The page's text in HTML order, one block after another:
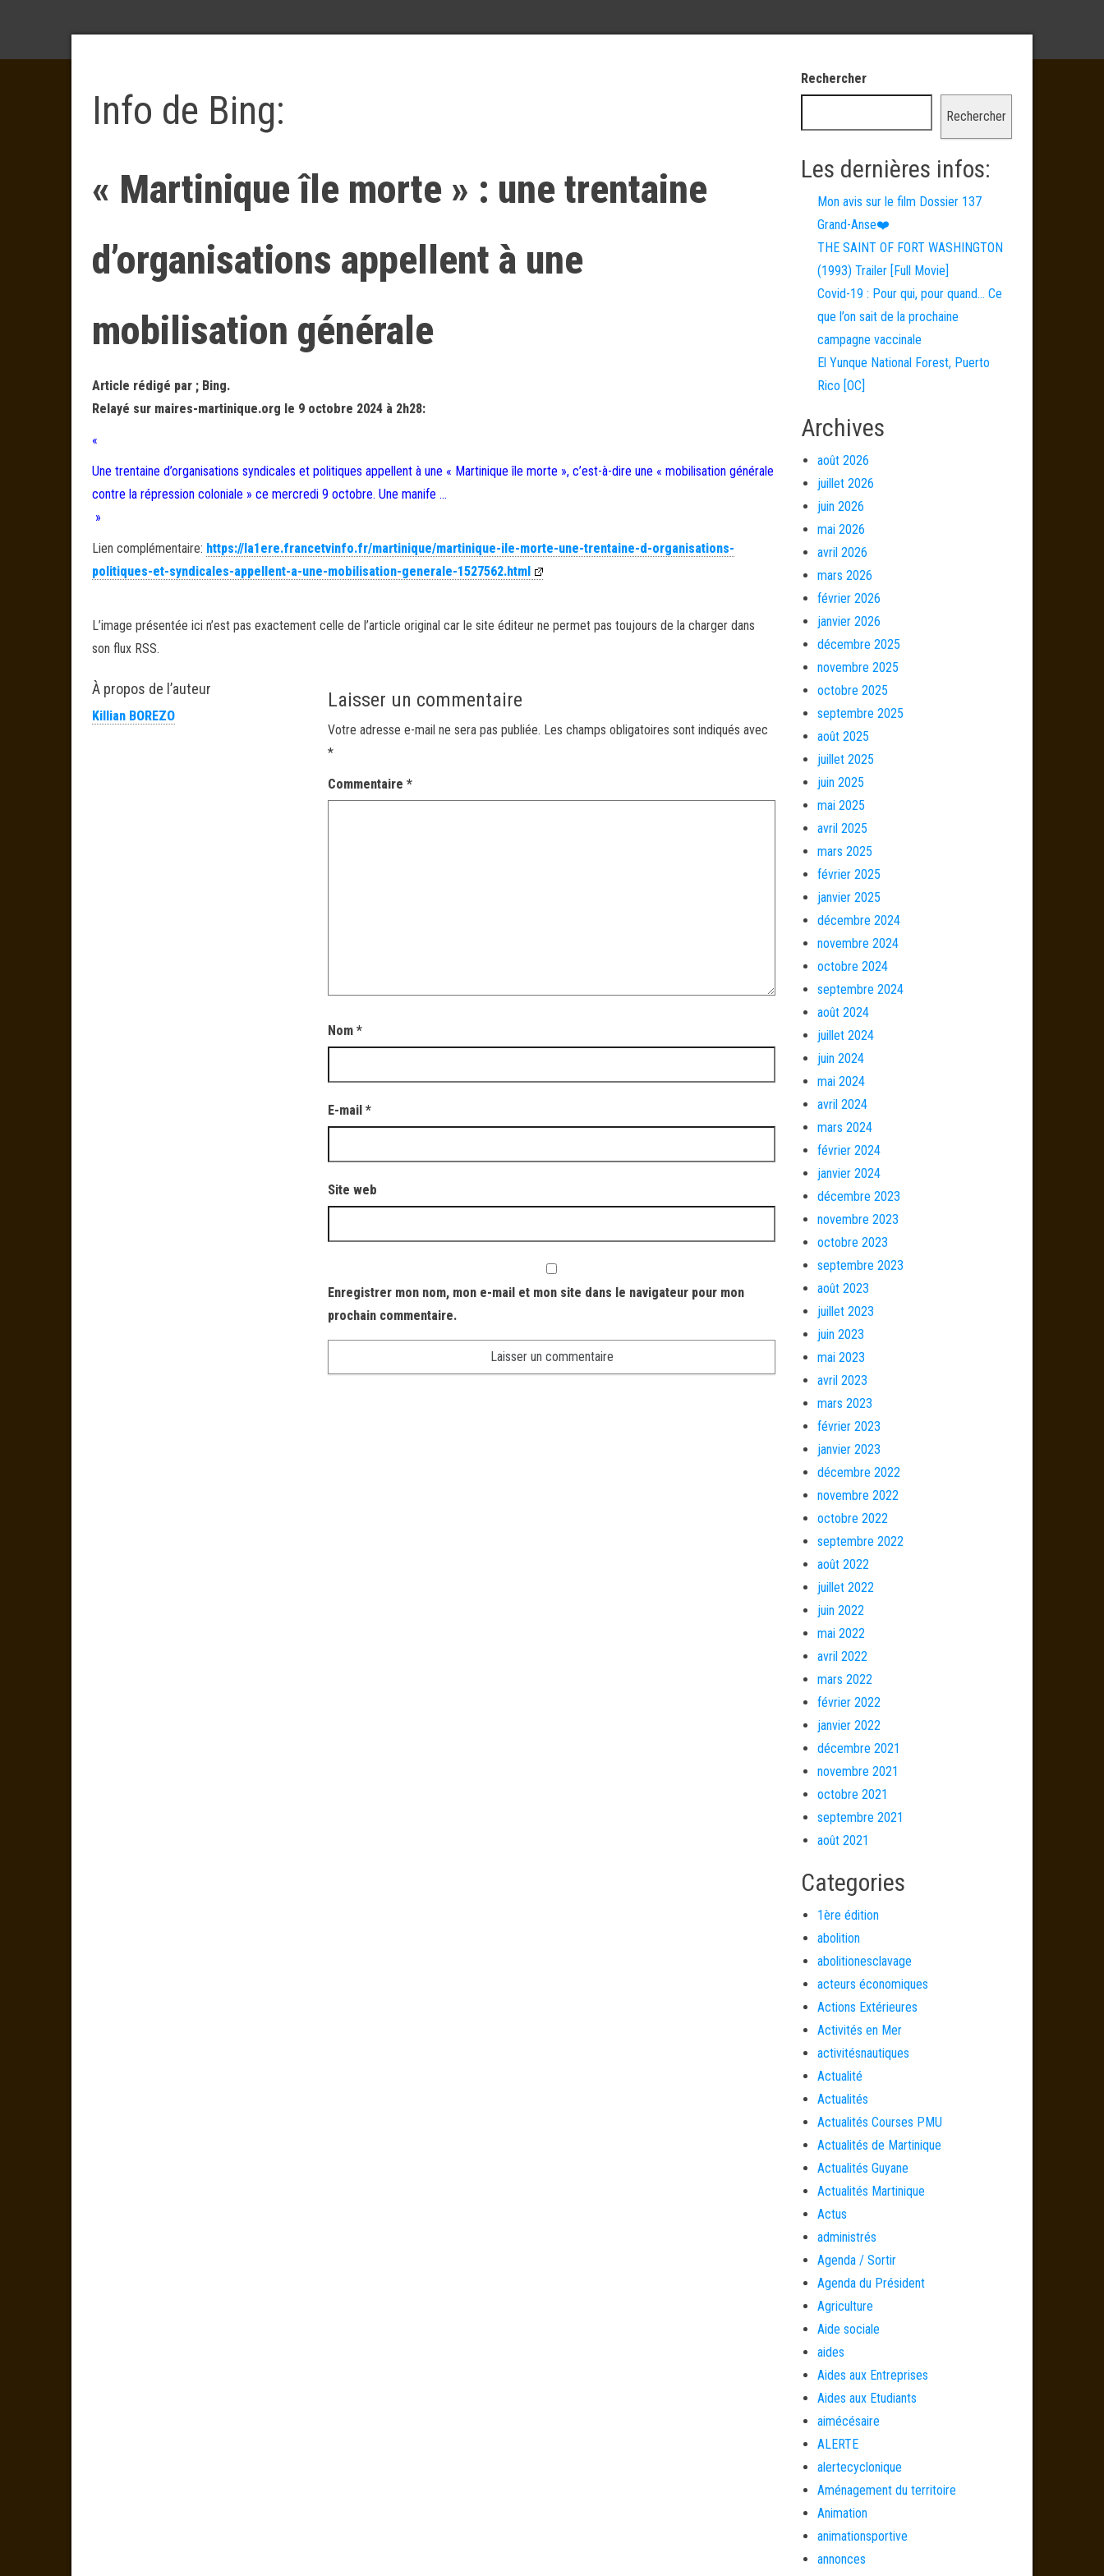
Info de Bing:
« Martinique île morte » : une trentaine
d’organisations appellent à une
mobilisation générale
Article rédigé par ; Bing.
Relayé sur maires-martinique.org le 9 octobre 2024 à 2h28:
«
Une trentaine d’organisations syndicales et politiques appellent à une « Martinique île morte », c’est-à-dire une « mobilisation générale
contre la répression coloniale » ce mercredi 9 octobre. Une manife …
»
Lien complémentaire: https://la1ere.francetvinfo.fr/martinique/martinique-ile-morte-une-trentaine-d-organisations-
politiques-et-syndicales-appellent-a-une-mobilisation-generale-1527562.html
L’image présentée ici n’est pas exactement celle de l’article original car le site éditeur ne permet pas toujours de la charger dans
son flux RSS.
À propos de l’auteur
Killian BOREZO
Laisser un commentaire
Votre adresse e-mail ne sera pas publiée. Les champs obligatoires sont indiqués avec
*
Commentaire*
Nom*
E-mail*
Site web
Enregistrer mon nom, mon e-mail et mon site dans le navigateur pour mon
prochain commentaire.
Rechercher
Rechercher
Les dernières infos:
Mon avis sur le film Dossier 137
Grand-Anse❤️
THE SAINT OF FORT WASHINGTON
(1993) Trailer [Full Movie]
Covid-19 : Pour qui, pour quand… Ce
que l’on sait de la prochaine
campagne vaccinale
El Yunque National Forest, Puerto
Rico [OC]
Archives
août 2026
juillet 2026
juin 2026
mai 2026
avril 2026
mars 2026
février 2026
janvier 2026
décembre 2025
novembre 2025
octobre 2025
septembre 2025
août 2025
juillet 2025
juin 2025
mai 2025
avril 2025
mars 2025
février 2025
janvier 2025
décembre 2024
novembre 2024
octobre 2024
septembre 2024
août 2024
juillet 2024
juin 2024
mai 2024
avril 2024
mars 2024
février 2024
janvier 2024
décembre 2023
novembre 2023
octobre 2023
septembre 2023
août 2023
juillet 2023
juin 2023
mai 2023
avril 2023
mars 2023
février 2023
janvier 2023
décembre 2022
novembre 2022
octobre 2022
septembre 2022
août 2022
juillet 2022
juin 2022
mai 2022
avril 2022
mars 2022
février 2022
janvier 2022
décembre 2021
novembre 2021
octobre 2021
septembre 2021
août 2021
Categories
1ère édition
abolition
abolitionesclavage
acteurs économiques
Actions Extérieures
Activités en Mer
activitésnautiques
Actualité
Actualités
Actualités Courses PMU
Actualités de Martinique
Actualités Guyane
Actualités Martinique
Actus
administrés
Agenda / Sortir
Agenda du Président
Agriculture
Aide sociale
aides
Aides aux Entreprises
Aides aux Etudiants
aimécésaire
ALERTE
alertecyclonique
Aménagement du territoire
Animation
animationsportive
annonces